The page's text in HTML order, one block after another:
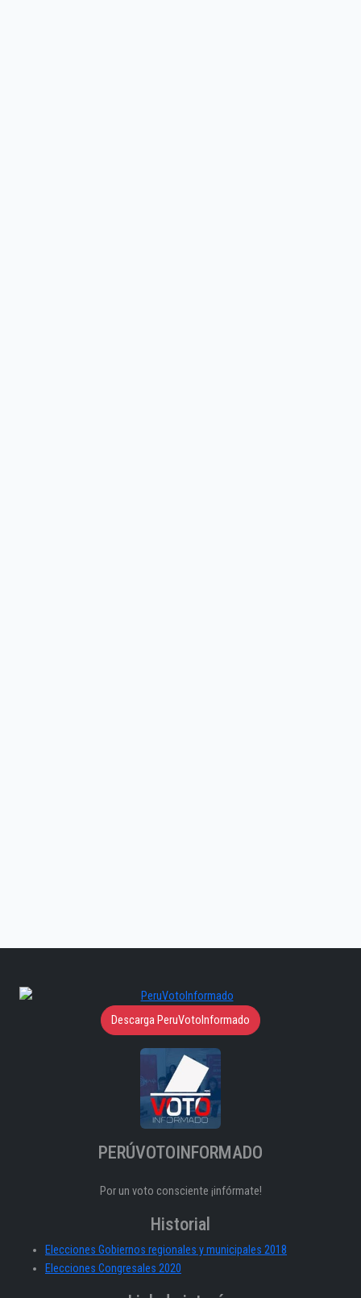
Descarga PeruVotoInformado
PERÚVOTOINFORMADO
Por un voto consciente ¡infórmate!
Historial
Elecciones Gobiernos regionales y municipales 2018
Elecciones Congresales 2020